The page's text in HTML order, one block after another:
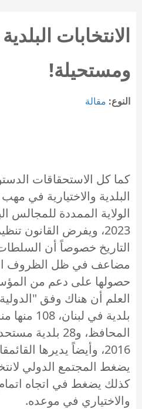
الانتخابات
ومستحيلة!
النوع: مقالة
كما كل الاستحقاقات
البلدية والاختيارية في
2023، ويفرض القانون
التاريخ خصوصاً أن
مضاعف في ظل الظروف
حصولها على دعم من
بلدية في
المحافظ، و28
2016، وأيضاً يديرها
يضغط المجتمع الدولي
كذلك يضغط في اتجاه
والاختياري في موعده.